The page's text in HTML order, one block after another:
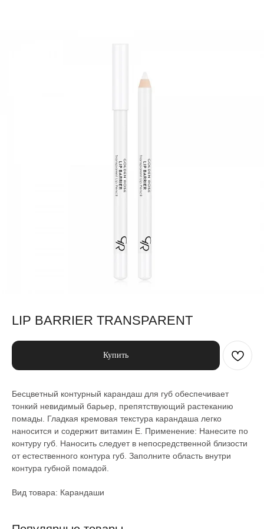
LIP BARRIER TRANSPARENT
Купить
Бесцветный контурный карандаш для губ обеспечивает
тонкий невидимый барьер, препятствующий растеканию
помады. Гладкая кремовая текстура карандаша легко
наносится и содержит витамин Е. Применение: Нанесите по
контуру губ. Наносить следует в непосредственной близости
от естественного контура губ. Заполните область внутри
контура губной помадой.
Вид товара: Карандаши